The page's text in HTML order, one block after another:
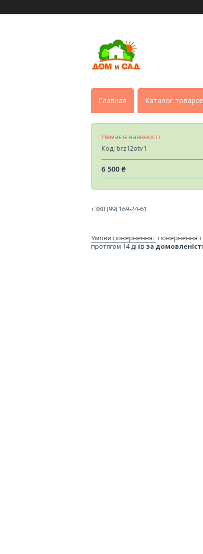
Главная Каталог
Немає в наявності
Код: brz12otv1
6 500 ₴
+380 (99) 169-24-61
повернення
протягом 14 днів за